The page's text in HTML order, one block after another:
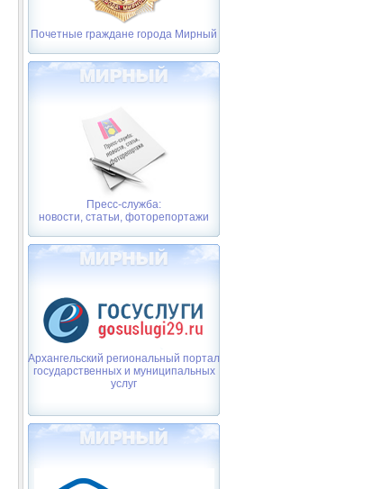
Почетные граждане города Мирный
Пресс-служба:
новости, статьи, фоторепортажи
Архангельский региональный портал
государственных и муниципальных
услуг